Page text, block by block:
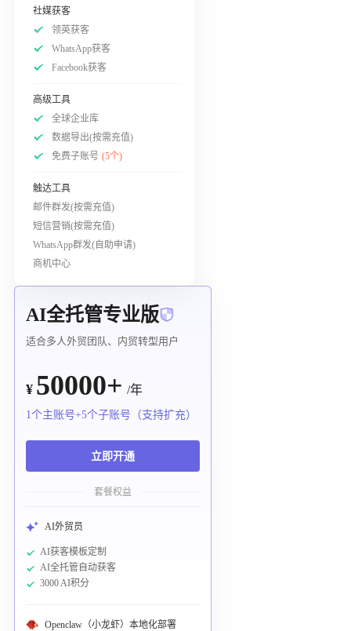
社媒获客
领英获客
WhatsApp获客
Facebook获客
高级工具
全球企业库
数据导出(按需充值)
免费子账号 (5个)
触达工具
邮件群发(按需充值)
短信营销(按需充值)
WhatsApp群发(自助申请)
商机中心
AI全托管专业版
适合多人外贸团队、内贸转型用户
¥ 50000+ /年
1个主账号+5个子账号（支持扩充）
立即开通
套餐权益
AI外贸员
AI获客模板定制
AI全托管自动获客
3000 AI积分
Openclaw（小龙虾）本地化部署